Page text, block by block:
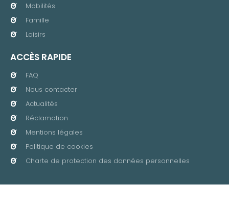
Mobilités
Famille
Loisirs
ACCÈS RAPIDE
FAQ
Nous contacter
Actualités
Réclamation
Mentions légales
Politique de cookies
Charte de protection des données personnelles